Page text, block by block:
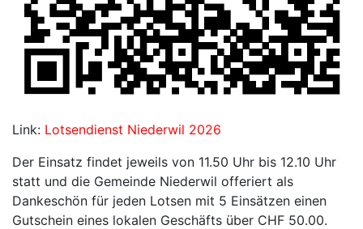
Link: Lotsendienst Niederwil 2026
Der Einsatz findet jeweils von 11.50 Uhr bis 12.10 Uhr
statt und die Gemeinde Niederwil offeriert als
Dankeschön für jeden Lotsen mit 5 Einsätzen einen
Gutschein eines lokalen Geschäfts über CHF 50.00.